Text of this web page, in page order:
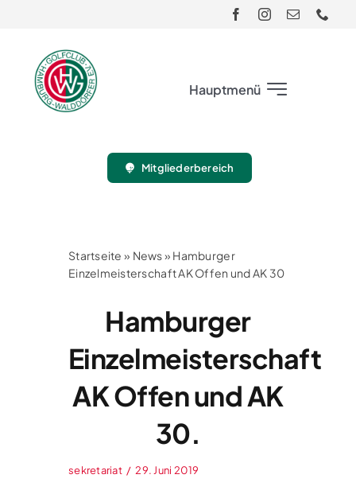
content
Hauptmenü
Mitgliederbereich
Startseite » News» Hamburger
Einzelmeisterschaft AK Offen und AK 30
Hamburger
Einzelmeisterschaft
AK Offen und AK
30.
sekretariat / 29. Juni 2019